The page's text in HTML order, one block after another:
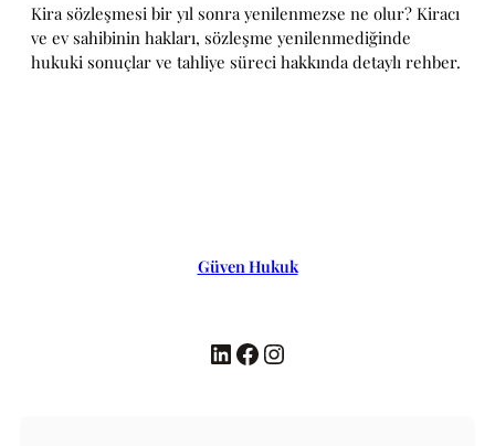
Kira sözleşmesi bir yıl sonra yenilenmezse ne olur? Kiracı
ve ev sahibinin hakları, sözleşme yenilenmediğinde
hukuki sonuçlar ve tahliye süreci hakkında detaylı rehber.
Güven Hukuk
LinkedIn Facebook Instagram